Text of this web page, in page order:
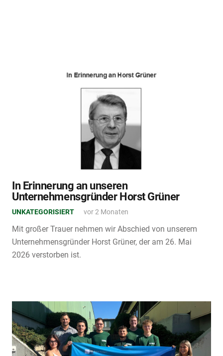
In Erinnerung an unseren
Unternehmensgründer Horst Grüner
UNKATEGORISIERT vor 2 Monaten
Mit großer Trauer nehmen wir Abschied von unserem
Unternehmensgründer Horst Grüner, der am 26. Mai
2026 verstorben ist.